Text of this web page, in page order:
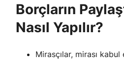
Borçların
Nasıl Yapılır?
Mirasçılar, mirası